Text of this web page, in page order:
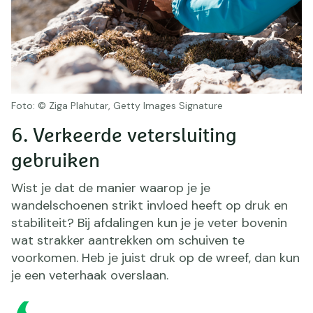
6. Verkeerde vetersluiting
gebruiken
Wist je dat de manier waarop je je
wandelschoenen strikt invloed heeft op druk en
stabiliteit? Bij afdalingen kun je je veter bovenin
wat strakker aantrekken om schuiven te
voorkomen. Heb je juist druk op de wreef, dan kun
je een veterhaak overslaan.
Foto: © Ziga Plahutar, Getty Images Signature